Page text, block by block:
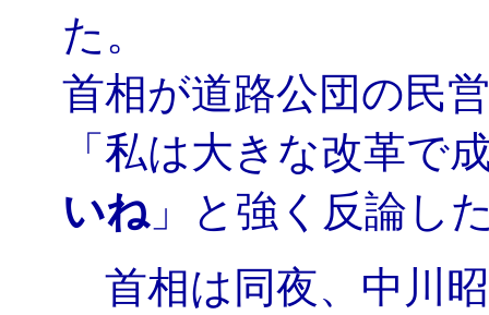
た。
首相が道路公団の民
「私は大きな改革で
いね」と強く反論し
首相は同夜、中川